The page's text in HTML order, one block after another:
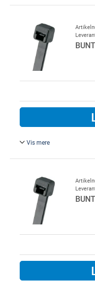
Vis mere
3,5 x 202 mm, 100 st..